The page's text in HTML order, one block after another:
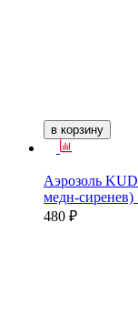
в корзину
Аэрозоль
медн-сиренев)
480 ₽